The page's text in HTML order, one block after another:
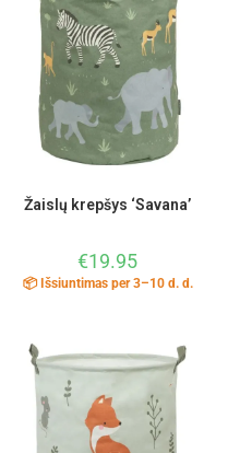
Žaislų krepšys ‘Savana’
€19.95
📦 Išsiuntimas per 3–10 d. d.